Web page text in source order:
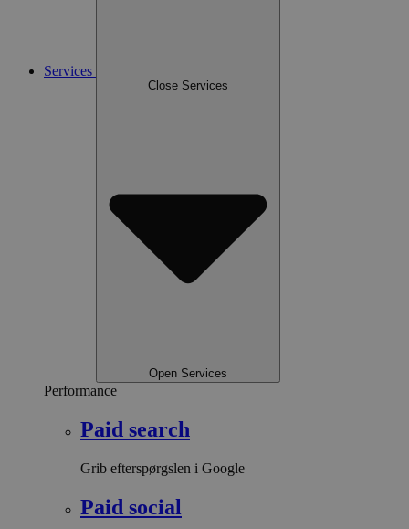
Services
Close Services
Open Services
Performance
Paid search
Grib efterspørgslen i Google
Paid social